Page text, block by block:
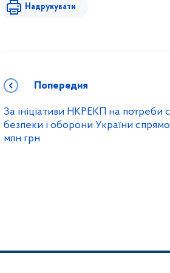
Надрукувати
Попередня
За ініціативи НКРЕКП на потреби
безпеки і оборони України
млн грн